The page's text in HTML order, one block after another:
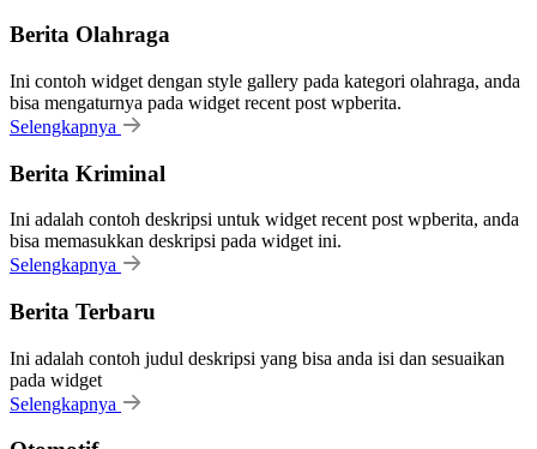
Berita Olahraga
Ini contoh widget dengan style gallery pada kategori olahraga, anda
bisa mengaturnya pada widget recent post wpberita.
Selengkapnya
Berita Kriminal
Ini adalah contoh deskripsi untuk widget recent post wpberita, anda
bisa memasukkan deskripsi pada widget ini.
Selengkapnya
Berita Terbaru
Ini adalah contoh judul deskripsi yang bisa anda isi dan sesuaikan
pada widget
Selengkapnya